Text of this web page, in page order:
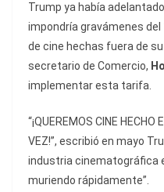
Trump ya había
impondría gravámenes
de cine hechas fuera de
secretario de Comercio,
implementar esta tarifa.
“¡QUEREMOS CINE
VEZ!”, escribió en mayo
industria cinematográfica
muriendo rápidamente”.